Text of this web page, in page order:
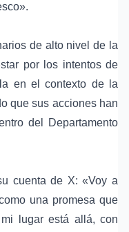
de alto nivel de la
por los intentos de
en el contexto de la
que sus acciones han
del
Departamento
cuenta de X: «Voy a
una promesa que
lugar está allá, con